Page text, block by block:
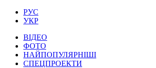
РУС
УКР
ВІДЕО
ФОТО
НАЙПОПУЛЯРНІШІ
СПЕЦПРОЕКТИ